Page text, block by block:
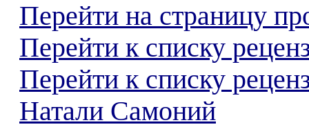
Перейти на страницу
Перейти к списку
Перейти к списку
Натали Самоний